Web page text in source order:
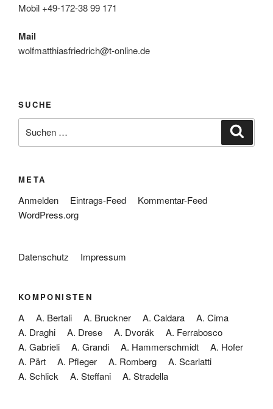
Mobil +49-172-38 99 171
Mail
wolfmatthiasfriedrich@t-online.de
SUCHE
nach:
META
Anmelden Eintrags-Feed
Kommentar-Feed
WordPress.org
Datenschutz Impressum
KOMPONISTEN
A A. Bertali A. Bruckner A. Caldara
A. Cima
A. Draghi
A. Drese A. Dvorák
A. Ferrabosco
A. Gabrieli
A. Grandi A. Hammerschmidt
A. Hofer
A. Pärt
A. Pfleger A. Romberg
A. Scarlatti
A. Schlick
A. Steffani A. Stradella